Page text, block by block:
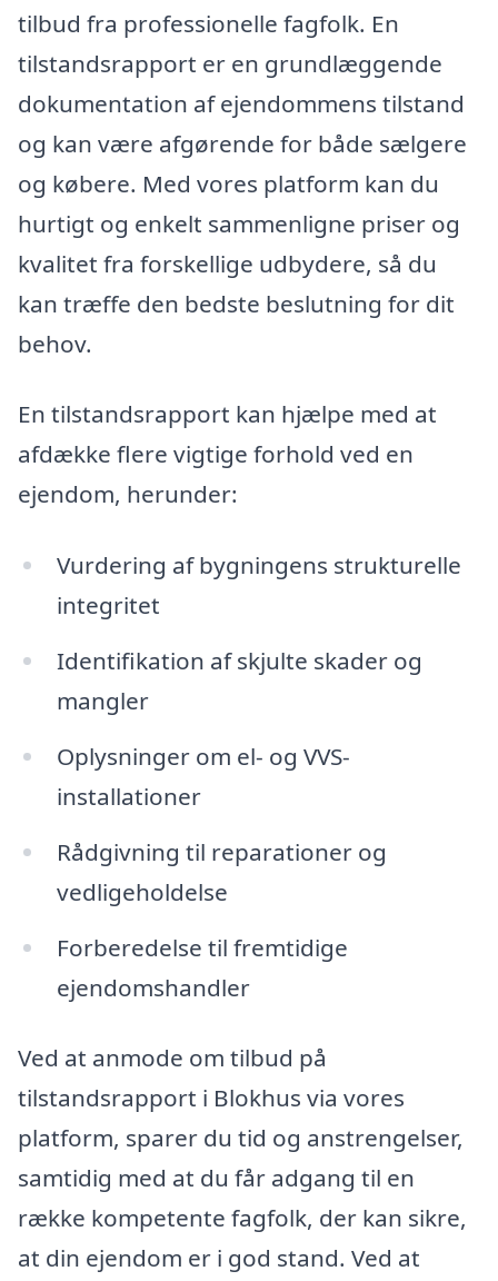
tilbud fra professionelle fagfolk. En
tilstandsrapport er en grundlæggende
dokumentation af ejendommens tilstand
og kan være afgørende for både sælgere
og købere. Med vores platform kan du
hurtigt og enkelt sammenligne priser og
kvalitet fra forskellige udbydere, så du
kan træffe den bedste beslutning for dit
behov.
En tilstandsrapport kan hjælpe med at
afdække flere vigtige forhold ved en
ejendom, herunder:
Vurdering af bygningens strukturelle
integritet
Identifikation af skjulte skader og
mangler
Oplysninger om el- og VVS-
installationer
Rådgivning til reparationer og
vedligeholdelse
Forberedelse til fremtidige
ejendomshandler
Ved at anmode om tilbud på
tilstandsrapport i Blokhus via vores
platform, sparer du tid og anstrengelser,
samtidig med at du får adgang til en
række kompetente fagfolk, der kan sikre,
at din ejendom er i god stand. Ved at